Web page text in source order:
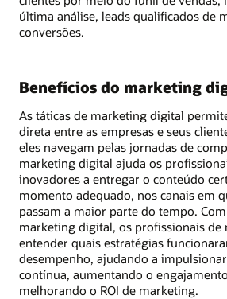
última análise, leads qualificados de
conversões.
Benefícios do marketing
As táticas de marketing digital
direta entre as empresas e seus
eles navegam pelas jornadas de
marketing digital ajuda os
inovadores a entregar o conteúdo
momento adequado, nos canais em
passam a maior parte do tempo.
marketing digital, os profissionais de
entender quais estratégias
desempenho, ajudando a
contínua, aumentando o
melhorando o ROI de marketing.